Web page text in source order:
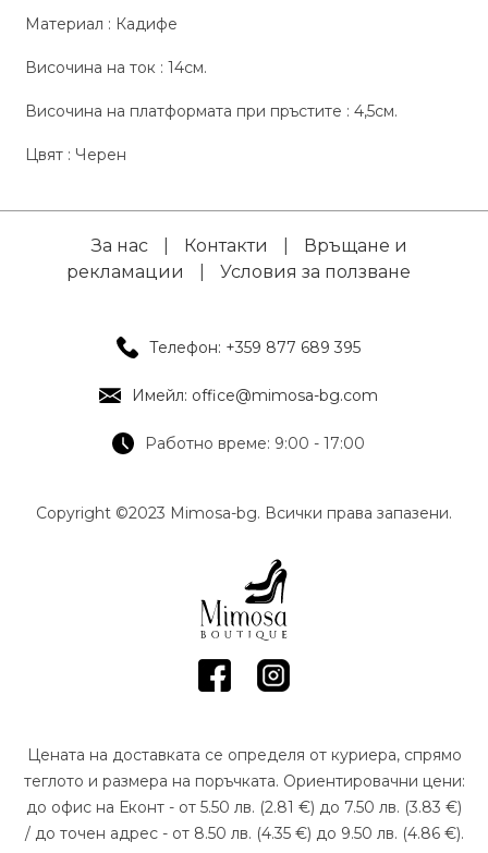
Материал : Кадифе
Височина на ток : 14см.
Височина на платформата при пръстите : 4,5см.
Цвят : Черен
За нас Контакти
Връщане и
рекламации
Условия за ползване
Телефон: +359 877 689 395
Имейл: office@mimosa-bg.com
Работно време: 9:00 - 17:00
Copyright ©2023 Mimosa-bg. Всички права запазени.
Цената на доставката се определя от куриера, спрямо
теглото и размера на поръчката. Ориентировачни цени:
до офис на Еконт - от 5.50 лв. (2.81 €) до 7.50 лв. (3.83 €)
/ до точен адрес - от 8.50 лв. (4.35 €) до 9.50 лв. (4.86 €).